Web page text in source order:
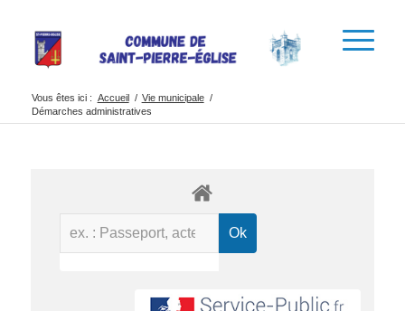
Vous êtes ici : Accueil / Vie municipale /
Démarches administratives